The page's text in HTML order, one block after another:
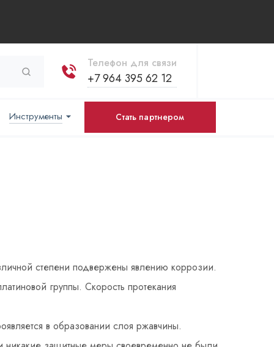
Телефон для связи
+7 964 395 62 12
Инструменты Стать партнером
степени подвержены явлению коррозии.
группы. Скорость протекания
в образовании слоя ржавчины.